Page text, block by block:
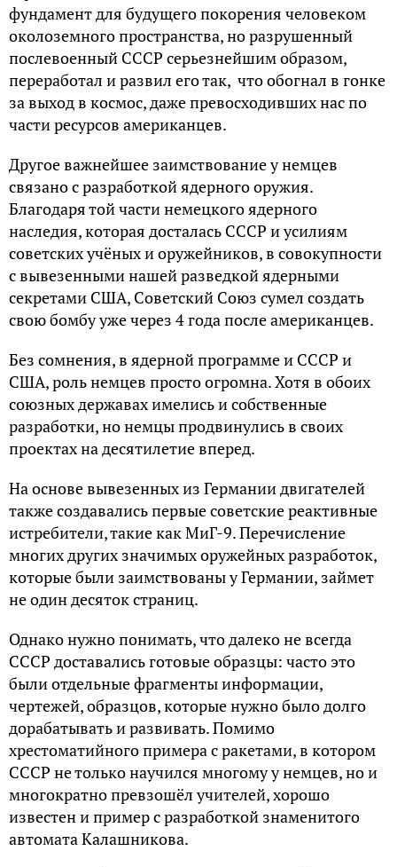
фундамент для будущего покорения человеком
околоземного пространства, но разрушенный
послевоенный СССР серьезнейшим образом,
переработал и развил его так, что обогнал в гонке
за выход в космос, даже превосходивших нас по
части ресурсов американцев.
Другое важнейшее заимствование у немцев
связано с разработкой ядерного оружия.
Благодаря той части немецкого ядерного
наследия, которая досталась СССР и усилиям
советских учёных и оружейников, в совокупности
с вывезенными нашей разведкой ядерными
секретами США, Советский Союз сумел создать
свою бомбу уже через 4 года после американцев.
Без сомнения, в ядерной программе и СССР и
США, роль немцев просто огромна. Хотя в обоих
союзных державах имелись и собственные
разработки, но немцы продвинулись в своих
проектах на десятилетие вперед.
На основе вывезенных из Германии двигателей
также создавались первые советские реактивные
истребители, такие как МиГ-9. Перечисление
многих других значимых оружейных разработок,
которые были заимствованы у Германии, займет
не один десяток страниц.
Однако нужно понимать, что далеко не всегда
СССР доставались готовые образцы: часто это
были отдельные фрагменты информации,
чертежей, образцов, которые нужно было долго
дорабатывать и развивать. Помимо
хрестоматийного примера с ракетами, в котором
СССР не только научился многому у немцев, но и
многократно превзошёл учителей, хорошо
известен и пример с разработкой знаменитого
автомата Калашникова.